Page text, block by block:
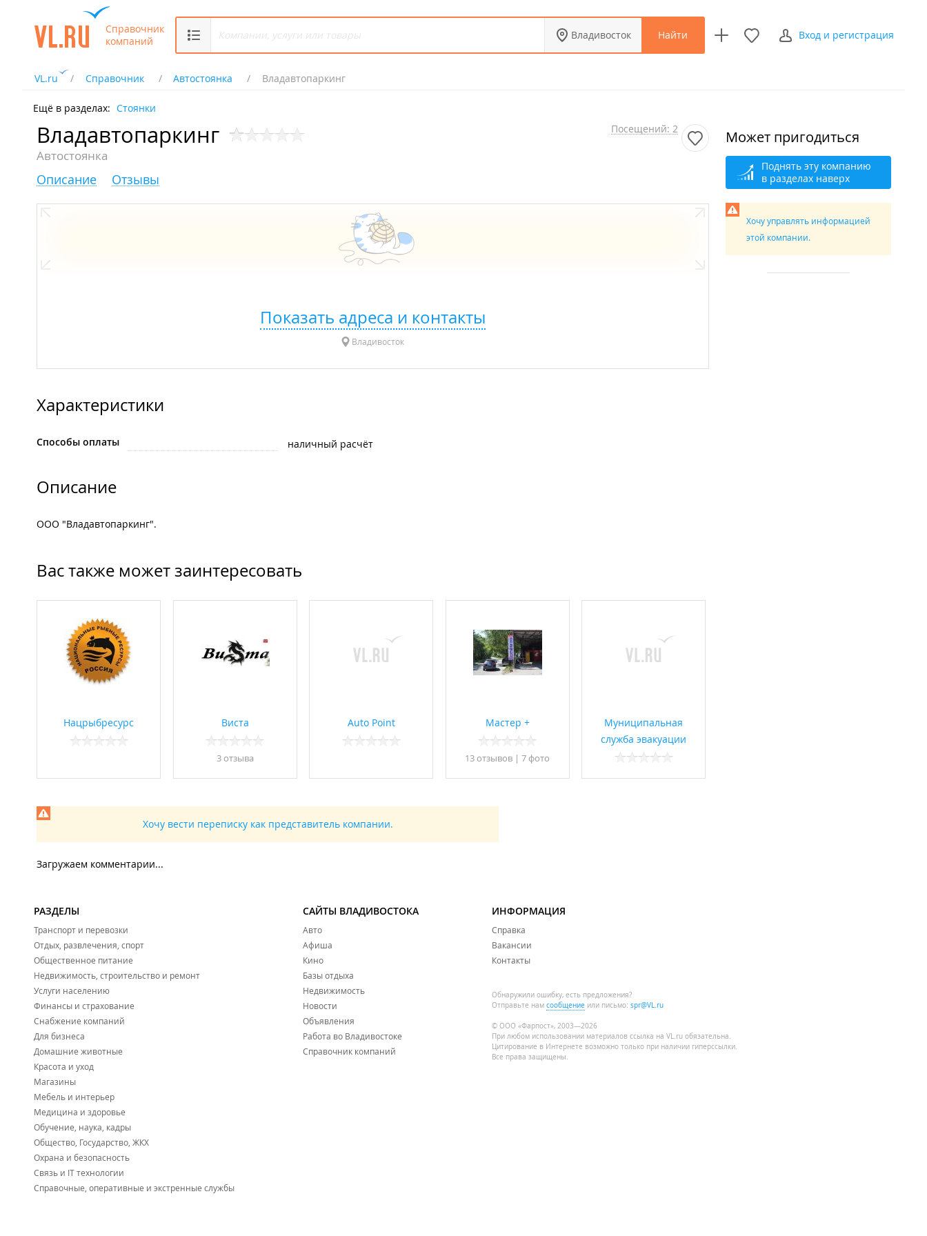
Справочник
компаний
Владивосток Найти Вход и регистрация
VL.ru Справочник Автостоянка Владавтопаркинг
Ещё в разделах: Стоянки
Владавтопаркинг
Автостоянка
Посещений: 2
Описание Отзывы
Показать адреса и контакты
Владивосток
Характеристики
Способы оплаты наличный расчёт
Описание
ООО "Владавтопаркинг".
Вас также может заинтересовать
Нацрыбресурс Виста
3 отзывa
Auto Point Мастер +
13 отзывов | 7 фото
Муниципальная
служба эвакуации
Хочу вести переписку как представитель компании.
Загружаем комментарии...
Может пригодиться
Поднять эту компанию
в разделах наверх
Хочу управлять информацией
этой компании.
РАЗДЕЛЫ
Транспорт и перевозки
Отдых, развлечения, спорт
Общественное питание
Недвижимость, строительство и ремонт
Услуги населению
Финансы и страхование
Снабжение компаний
Для бизнеса
Домашние животные
Красота и уход
Магазины
Мебель и интерьер
Медицина и здоровье
Обучение, наука, кадры
Общество, Государство, ЖКХ
Охрана и безопасность
Связь и IT технологии
Справочные, оперативные и экстренные службы
САЙТЫ ВЛАДИВОСТОКА
Авто
Афиша
Кино
Базы отдыха
Недвижимость
Новости
Объявления
Работа во Владивостоке
Справочник компаний
ИНФОРМАЦИЯ
Справка
Вакансии
Контакты
Обнаружили ошибку, есть предложения?
Отправьте нам сообщение или письмо: spr@VL.ru
© ООО «Фарпост», 2003—2026
При любом использовании материалов ссылка на VL.ru обязательна.
Цитирование в Интернете возможно только при наличии гиперссылки.
Все права защищены.